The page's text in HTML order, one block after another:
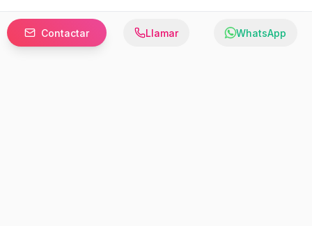
Contactar Llamar WhatsApp